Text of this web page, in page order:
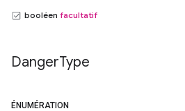
booléen facultatif
DangerType
ÉNUMÉRATION